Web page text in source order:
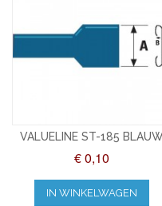
VALUELINE ST-185
€ 0,10
IN WINKELWAGEN